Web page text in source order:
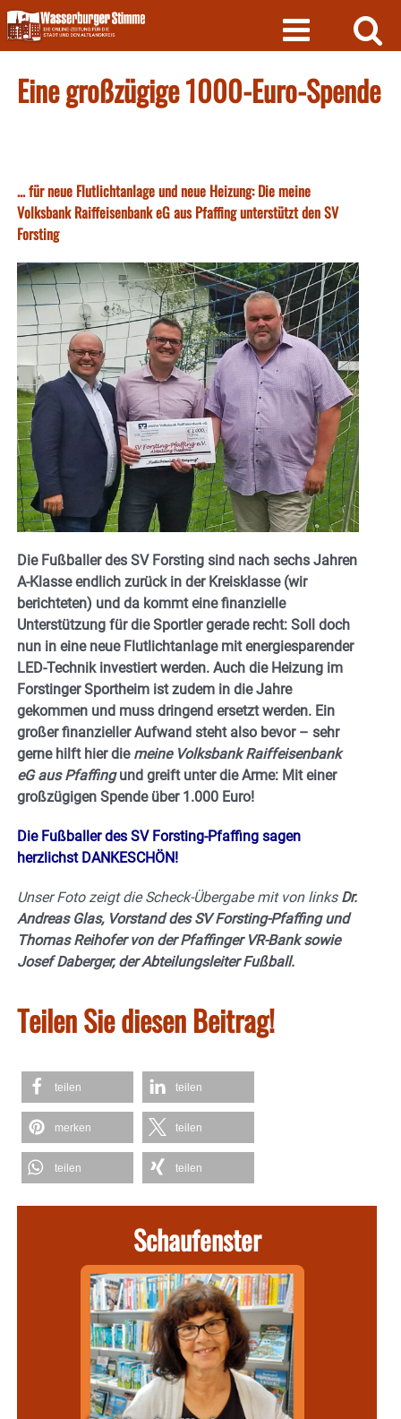
Skip
to
content
Eine großzügige 1000-Euro-Spende
... für neue Flutlichtanlage und neue Heizung: Die meine
Volksbank Raiffeisenbank eG aus Pfaffing unterstützt den SV
Forsting
Die Fußballer des SV Forsting sind nach sechs Jahren
A-Klasse endlich zurück in der Kreisklasse (wir
berichteten) und da kommt eine finanzielle
Unterstützung für die Sportler gerade recht: Soll doch
nun in eine neue Flutlichtanlage mit energiesparender
LED-Technik investiert werden. Auch die Heizung im
Forstinger Sportheim ist zudem in die Jahre
gekommen und muss dringend ersetzt werden. Ein
großer finanzieller Aufwand steht also bevor – sehr
gerne hilft hier diemeine Volksbank Raiffeisenbank
eG aus Pfaffingund greift unter die Arme: Mit einer
großzügigen Spende über 1.000 Euro!
Die Fußballer des SV Forsting-Pfaffing sagen
herzlichst DANKESCHÖN!
Unser Foto zeigt die Scheck-Übergabe mit von links Dr.
Andreas Glas, Vorstand des SV Forsting-Pfaffing und
Thomas Reihofer von der Pfaffinger VR-Bank sowie
Josef Daberger, der Abteilungsleiter Fußball.
Teilen Sie diesen Beitrag!
teilen teilen
merken teilen
teilen teilen
Schaufenster